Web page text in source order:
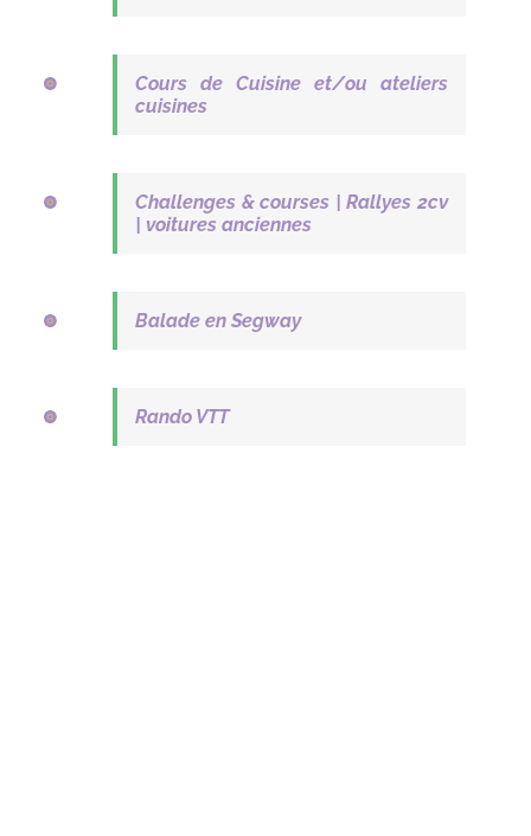
Cours de Cuisine et/ou ateliers
cuisines
Challenges & courses | Rallyes 2cv
| voitures anciennes
Balade en Segway
Rando VTT